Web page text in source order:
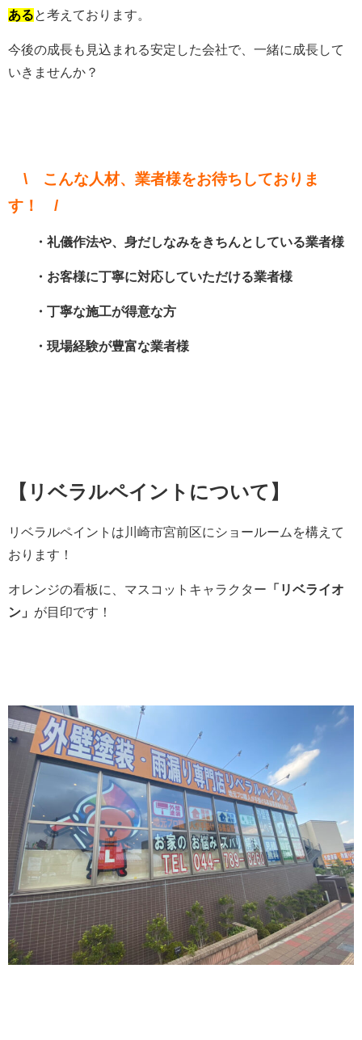
あると考えております。
今後の成長も見込まれる安定した会社で、一緒に成長して
いきませんか？
\ こんな人材、業者様をお待ちしておりま
す！ /
・礼儀作法や、身だしなみをきちんとしている業者様
・お客様に丁寧に対応していただける業者様
・丁寧な施工が得意な方
・現場経験が豊富な業者様
【リベラルペイントについて】
リベラルペイントは川崎市宮前区にショールームを構えて
おります！
オレンジの看板に、マスコットキャラクター 「リベライオ
ン」 が目印です！